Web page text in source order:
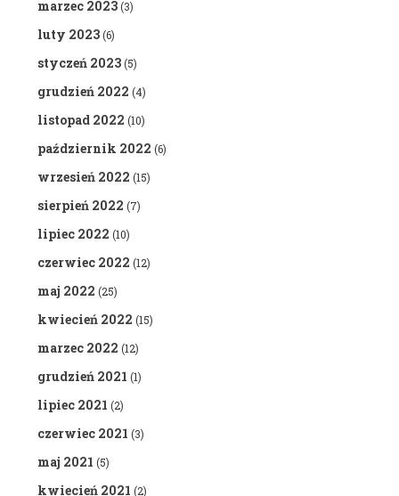
marzec 2023(3)
luty 2023(6)
styczeń 2023(5)
grudzień 2022 (4)
listopad 2022 (10)
październik 2022 (6)
wrzesień 2022 (15)
sierpień 2022 (7)
lipiec 2022 (10)
czerwiec 2022 (12)
maj 2022 (25)
kwiecień 2022 (15)
marzec 2022 (12)
grudzień 2021 (1)
lipiec 2021 (2)
czerwiec 2021 (3)
maj 2021 (5)
kwiecień 2021 (2)